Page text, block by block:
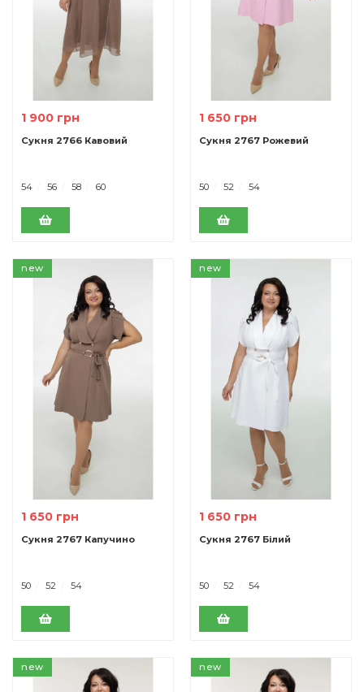
1 900 грн
Сукня 2766 Кавовий
54 56 58 60
1 650 грн
Cукня 2767 Рожевий
50 52 54
new
1 650 грн
Cукня 2767 Капучино
50 52 54
new
1 650 грн
Cукня 2767 Білий
50 52 54
new new